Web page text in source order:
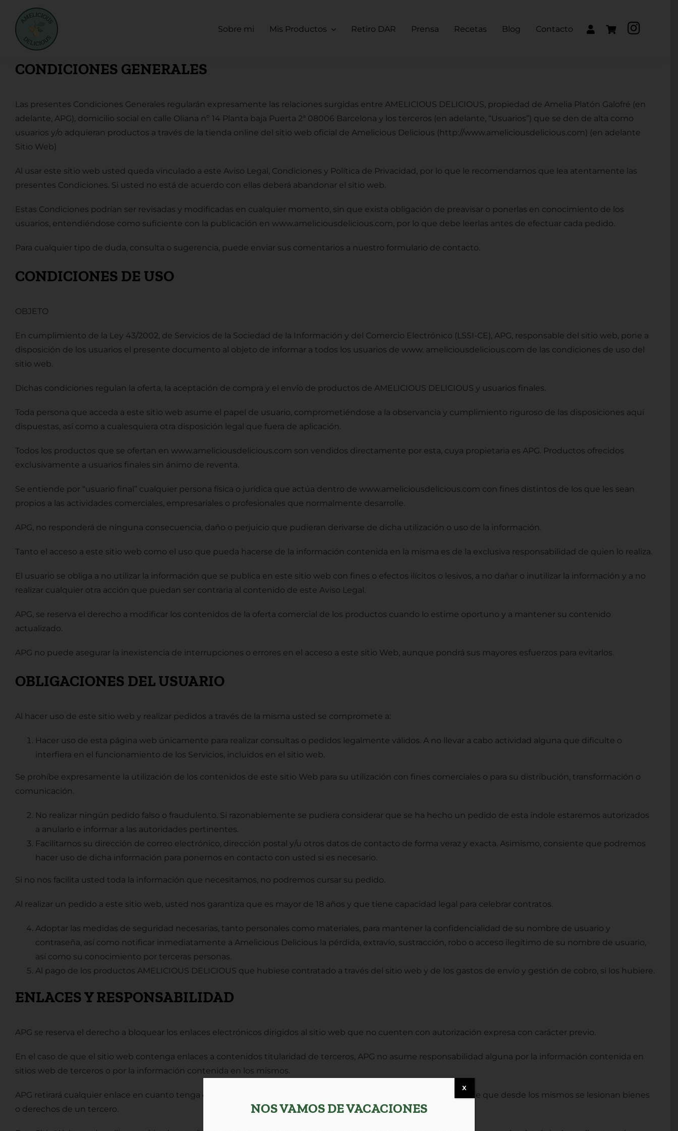
contenido
Sobre mi Mis Productos Retiro DAR Prensa Recetas Blog Contacto
CONDICIONES GENERALES
Las presentes Condiciones Generales regularán expresamente las relaciones surgidas entre AMELICIOUS DELICIOUS, propiedad de Amelia Platón Galofré (en
adelante, APG), domicilio social en calle Oliana nº 14 Planta baja Puerta 2ª 08006 Barcelona y los terceros (en adelante, “Usuarios”) que se den de alta como
usuarios y/o adquieran productos a través de la tienda online del sitio web oficial de Amelicious Delicious (http://www.ameliciousdelicious.com) (en adelante
Sitio Web)
Al usar este sitio web usted queda vinculado a este Aviso Legal, Condiciones y Política de Privacidad, por lo que le recomendamos que lea atentamente las
presentes Condiciones. Si usted no está de acuerdo con ellas deberá abandonar el sitio web.
Estas Condiciones podrían ser revisadas y modificadas en cualquier momento, sin que exista obligación de preavisar o ponerlas en conocimiento de los
usuarios, entendiéndose como suficiente con la publicación en www.ameliciousdelicious.com, por lo que debe leerlas antes de efectuar cada pedido.
Para cualquier tipo de duda, consulta o sugerencia, puede enviar sus comentarios a nuestro formulario de contacto.
CONDICIONES DE USO
OBJETO
En cumplimiento de la Ley 43/2002, de Servicios de la Sociedad de la Información y del Comercio Electrónico (LSSI-CE), APG, responsable del sitio web, pone a
disposición de los usuarios el presente documento al objeto de informar a todos los usuarios de www. ameliciousdelicious.com de las condiciones de uso del
sitio web.
Dichas condiciones regulan la oferta, la aceptación de compra y el envío de productos de AMELICIOUS DELICIOUS y usuarios finales.
Toda persona que acceda a este sitio web asume el papel de usuario, comprometiéndose a la observancia y cumplimiento riguroso de las disposiciones aquí
dispuestas, así como a cualesquiera otra disposición legal que fuera de aplicación.
Todos los productos que se ofertan en www.ameliciousdelicious.com son vendidos directamente por esta, cuya propietaria es APG. Productos ofrecidos
exclusivamente a usuarios finales sin ánimo de reventa.
Se entiende por “usuario final” cualquier persona física o jurídica que actúa dentro de www.ameliciousdelicious.com con fines distintos de los que les sean
propios a las actividades comerciales, empresariales o profesionales que normalmente desarrolle.
APG, no responderá de ninguna consecuencia, daño o perjuicio que pudieran derivarse de dicha utilización o uso de la información.
Tanto el acceso a este sitio web como el uso que pueda hacerse de la información contenida en la misma es de la exclusiva responsabilidad de quien lo realiza.
El usuario se obliga a no utilizar la información que se publica en este sitio web con fines o efectos ilícitos o lesivos, a no dañar o inutilizar la información y a no
realizar cualquier otra acción que puedan ser contraria al contenido de este Aviso Legal.
APG, se reserva el derecho a modificar los contenidos de la oferta comercial de los productos cuando lo estime oportuno y a mantener su contenido
actualizado.
APG no puede asegurar la inexistencia de interrupciones o errores en el acceso a este sitio Web, aunque pondrá sus mayores esfuerzos para evitarlos.
OBLIGACIONES DEL USUARIO
Al hacer uso de este sitio web y realizar pedidos a través de la misma usted se compromete a:
Hacer uso de esta página web únicamente para realizar consultas o pedidos legalmente válidos. A no llevar a cabo actividad alguna que dificulte o
interfiera en el funcionamiento de los Servicios, incluidos en el sitio web.
Se prohíbe expresamente la utilización de los contenidos de este sitio Web para su utilización con fines comerciales o para su distribución, transformación o
comunicación.
No realizar ningún pedido falso o fraudulento. Si razonablemente se pudiera considerar que se ha hecho un pedido de esta índole estaremos autorizados
a anularlo e informar a las autoridades pertinentes.
Facilitarnos su dirección de correo electrónico, dirección postal y/u otros datos de contacto de forma veraz y exacta. Asimismo, consiente que podremos
hacer uso de dicha información para ponernos en contacto con usted si es necesario.
Si no nos facilita usted toda la información que necesitamos, no podremos cursar su pedido.
Al realizar un pedido a este sitio web, usted nos garantiza que es mayor de 18 años y que tiene capacidad legal para celebrar contratos.
Adoptar las medidas de seguridad necesarias, tanto personales como materiales, para mantener la confidencialidad de su nombre de usuario y
contraseña, así como notificar inmediatamente a Amelicious Delicious la pérdida, extravío, sustracción, robo o acceso ilegítimo de su nombre de usuario,
así como su conocimiento por terceras personas.
Al pago de los productos AMELICIOUS DELICIOUS que hubiese contratado a través del sitio web y de los gastos de envío y gestión de cobro, si los hubiere.
ENLACES Y RESPONSABILIDAD
APG se reserva el derecho a bloquear los enlaces electrónicos dirigidos al sitio web que no cuenten con autorización expresa con carácter previo.
En el caso de que el sitio web contenga enlaces a contenidos titularidad de terceros, APG no asume responsabilidad alguna por la información contenida en
sitios web de terceros o por la información contenida en los mismos.
APG retirará cualquier enlace en cuanto tenga conocimiento por cualquier medio de la ilicitud de su contenido o de que desde los mismos se lesionan bienes
o derechos de un tercero.
NOS VAMOS DE VACACIONES
X